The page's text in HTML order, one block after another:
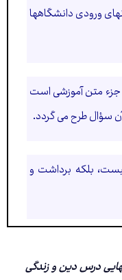
ورودی دانشگاهها
متن آموزشی است
سؤال طرح می گردد.
بلکه برداشت و
درس دین و زندگی